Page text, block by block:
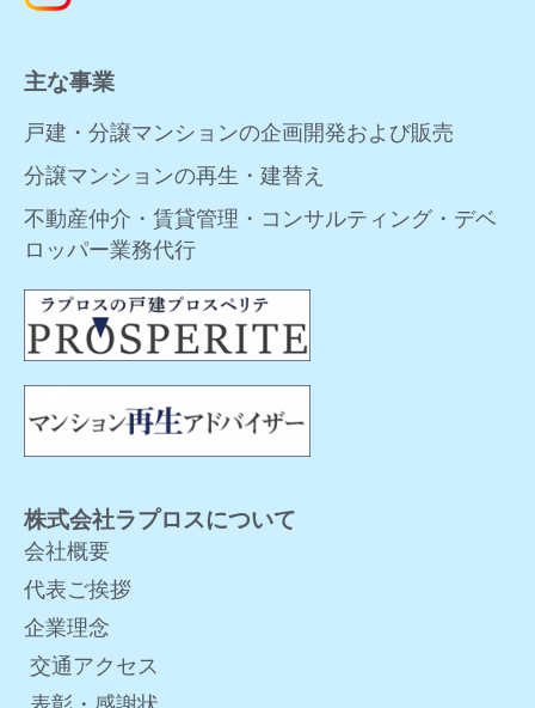
主な事業
戸建・分譲マンションの企画開発および販売
分譲マンションの再生・建替え
不動産仲介・賃貸管理・コンサルティング・デベ
ロッパー業務代行
株式会社ラプロスについて
会社概要
代表ご挨拶
企業理念
交通アクセス